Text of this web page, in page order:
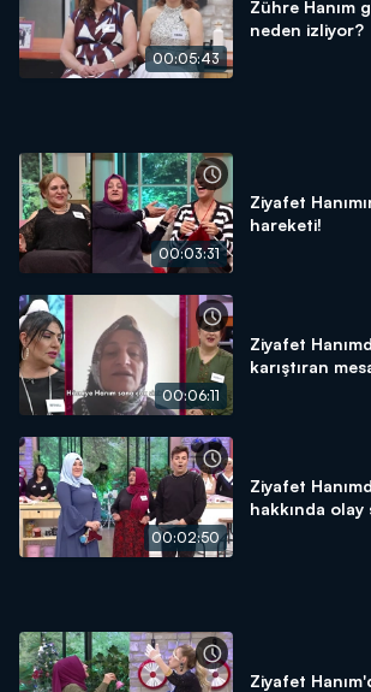
00:05:43
Zühre Hanım
neden izliyor?
00:03:31
Ziyafet
hareketi!
00:06:11
Ziyafet
karıştıran
00:02:50
Ziyafet
hakkında olay
Ziyafet